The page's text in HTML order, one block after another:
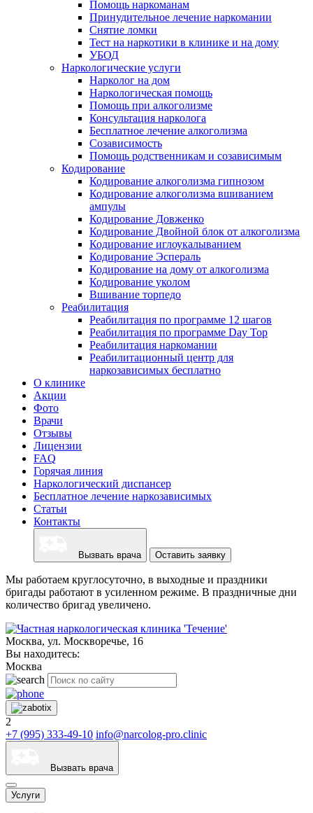
Помощь наркоманам
Принудительное лечение наркомании
Снятие ломки
Тест на наркотики в клинике и на дому
УБОД
Наркологические услуги
Нарколог на дом
Наркологическая помощь
Помощь при алкоголизме
Консультация нарколога
Бесплатное лечение алкоголизма
Созависимость
Помощь родственникам и созависимым
Кодирование
Кодирование алкоголизма гипнозом
Кодирование алкоголизма вшиванием
ампулы
Кодирование Довженко
Кодирование Двойной блок от алкоголизма
Кодирование иглоукалыванием
Кодирование Эспераль
Кодирование на дому от алкоголизма
Кодирование уколом
Вшивание торпедо
Реабилитация
Реабилитация по программе 12 шагов
Реабилитация по программе Day Top
Реабилитация наркомании
Реабилитационный центр для
наркозависимых бесплатно
О клинике
Акции
Фото
Врачи
Отзывы
Лицензии
FAQ
Горячая линия
Наркологический диспансер
Бесплатное лечение наркозависимых
Статьи
Контакты
Вызвать врача Оставить заявку
Мы работаем круглосуточно, в выходные и праздники
бригады работают в усиленном режиме. В праздничные дни
количество бригад увеличено.
Москва, ул. Москворечье, 16
Вы находитесь:
Москва
2
+7 (995) 333-49-10 info@narcolog-pro.clinic
Вызвать врача
Услуги